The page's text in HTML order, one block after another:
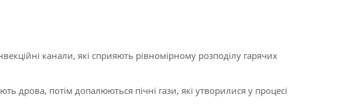
канали, які сприяють рівномірному розподілу гарячих
дрова, потім допалюються пічні гази, які утворилися у процесі